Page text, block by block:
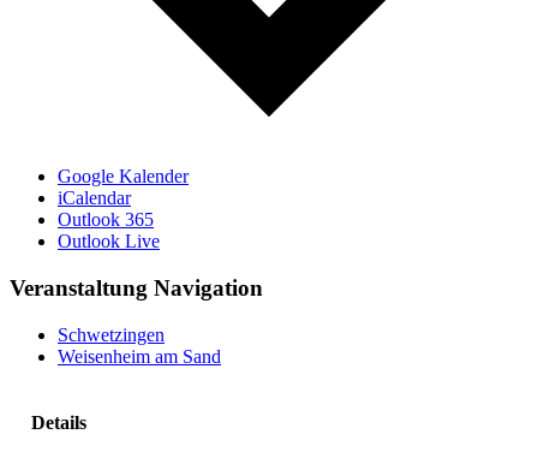
Google Kalender
iCalendar
Outlook 365
Outlook Live
Veranstaltung Navigation
Schwetzingen
Weisenheim am Sand
Details